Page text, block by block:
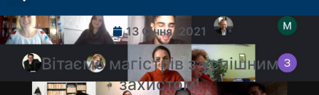
13 Січня, 2021
Вітаємо магістрів з успішним
захистом!